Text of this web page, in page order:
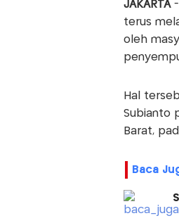
JAKARTA-
terus
oleh
Hal
Subianto
Barat,
Baca